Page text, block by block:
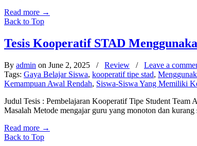
Read more →
Back to Top
Tesis Kooperatif STAD
By admin on June 2, 2025 / Review / Leave a
Tags: Gaya Belajar Siswa, kooperatif tipe stad,
Kemampuan Awal Rendah, Siswa-Siswa Yang Memiliki
Judul Tesis : Pembelajaran Kooperatif Tipe Student
Masalah Metode mengajar guru yang monoton dan
Read more →
Back to Top